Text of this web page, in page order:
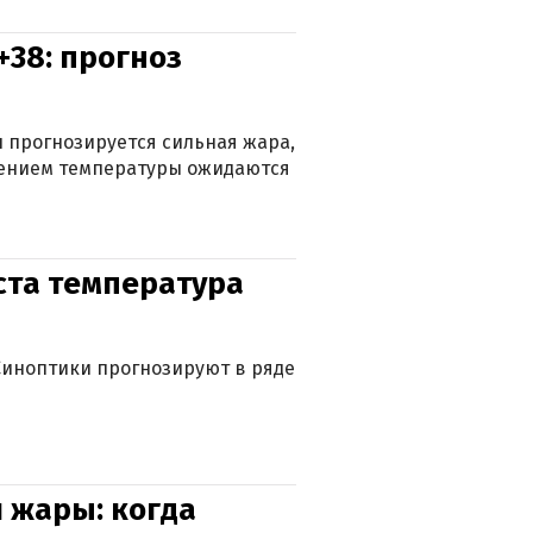
прогноз
сильная жара,
температуры ожидаются
температура
прогнозируют в ряде
жары: когда